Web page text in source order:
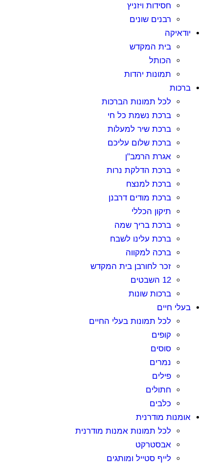
חסידות ויזניץ
רבנים שונים
יודאיקה
בית המקדש
הכותל
תמונות יהדות
ברכות
לכל תמונות הברכות
ברכת נשמת כל חי
ברכת שיר למעלות
ברכת שלום עליכם
אגרת הרמב"ן
ברכת הדלקת נרות
ברכת למנצח
ברכת מודים דרבנן
תיקון הכללי
ברכת בריך שמה
ברכת עלינו לשבח
ברכה למקווה
זכר לחורבן בית המקדש
12 השבטים
ברכות שונות
בעלי חיים
לכל תמונות בעלי החיים
קופים
סוסים
נמרים
פילים
חתולים
כלבים
אומנות מודרנית
לכל תמונות אמנות מודרנית
אבסטרקט
לייף סטייל ומותגים